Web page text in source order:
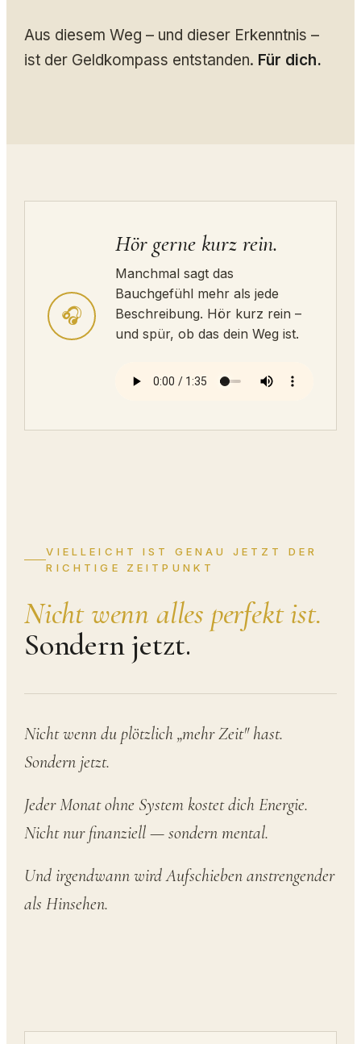
Aus diesem Weg – und dieser Erkenntnis –
ist der Geldkompass entstanden. Für dich.
🎧
Hör gerne kurz rein.
Manchmal sagt das
Bauchgefühl mehr als jede
Beschreibung. Hör kurz rein –
und spür, ob das dein Weg ist.
VIELLEICHT IST GENAU JETZT DER
RICHTIGE ZEITPUNKT
Nicht wenn alles perfekt ist.
Sondern jetzt.
Nicht wenn du plötzlich „mehr Zeit" hast.
Sondern jetzt.
Jeder Monat ohne System kostet dich Energie.
Nicht nur finanziell — sondern mental.
Und irgendwann wird Aufschieben anstrengender
als Hinsehen.